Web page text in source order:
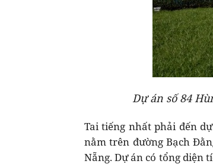
Dự án số 84
Tai tiếng nhất phải đến
nằm trên đường Bạch
Nẵng. Dự án có tổng diện